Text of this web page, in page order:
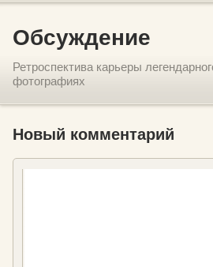
Обсуждение
Ретроспектива карьеры
фотографиях
Новый комментарий